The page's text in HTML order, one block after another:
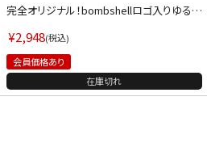
完全オリジナル！bombshellロゴ入りゆるだ
l】(M)(ブラック)
¥2,948 税込
会員価格あり
在庫切れ